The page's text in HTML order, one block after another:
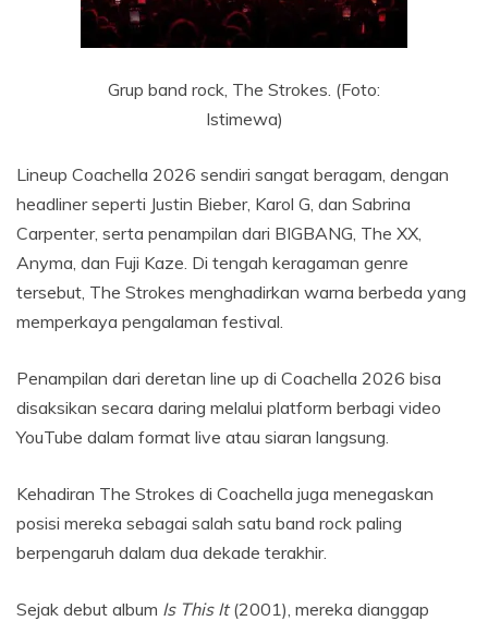
Grup band rock, The Strokes. (Foto:
Istimewa)
Lineup Coachella 2026 sendiri sangat beragam, dengan
headliner seperti Justin Bieber, Karol G, dan Sabrina
Carpenter, serta penampilan dari BIGBANG, The XX,
Anyma, dan Fuji Kaze. Di tengah keragaman genre
tersebut, The Strokes menghadirkan warna berbeda yang
memperkaya pengalaman festival.
Penampilan dari deretan line up di Coachella 2026 bisa
disaksikan secara daring melalui platform berbagi video
YouTube dalam format live atau siaran langsung.
Kehadiran The Strokes di Coachella juga menegaskan
posisi mereka sebagai salah satu band rock paling
berpengaruh dalam dua dekade terakhir.
Sejak debut album Is This It(2001), mereka dianggap